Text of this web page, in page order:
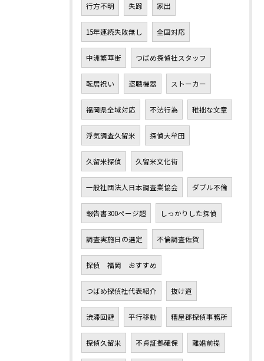
行方不明 失踪 家出
15年連続失敗無し 全国対応
中洲繁華街 つばめ探偵社スタッフ
転居祝い 盗聴機器 ストーカー
福岡県全域対応 不法行為 稚拙な文章
浮気調査久留米 探偵大牟田
久留米探偵 久留米文化街
一般社団法人日本調査業協会 ダブル不倫
報告書300ページ超 しっかりした探偵
調査実施日の選定 不倫調査佐賀
探偵 福岡 おすすめ
つばめ探偵社代表紹介 抜け道
渋滞回避 平行移動 糟屋郡探偵事務所
探偵久留米 不貞証拠確保 離婚前提